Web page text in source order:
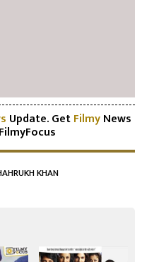
Update. GetFilmyNews
KHAN